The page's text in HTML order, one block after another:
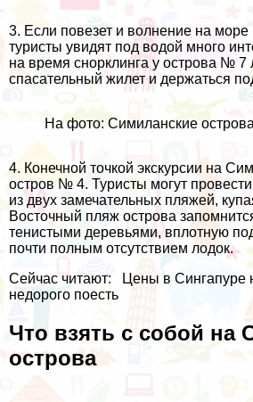
3. Если повезет и волнение на
туристы увидят под водой много
на время снорклинга у острова № 7
спасательный жилет и держаться
На фото: Симиланские
4. Конечной точкой экскурсии на
остров № 4. Туристы могут
из двух замечательных пляжей,
Восточный пляж острова
тенистыми деревьями, вплотную
почти полным отсутствием лодок.
Сейчас читают:
Цены в Сингапуре
недорого поесть
Что взять с собой на
острова